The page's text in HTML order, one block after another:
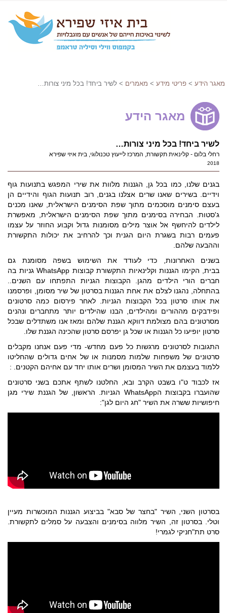
מאגר הידע > פריטי מידע > מאמרים > לשיר ביחד! בכל מיני צורות…
מאגר הידע
לשיר ביחד! בכל מיני צורות…
רחלי בלום - קלינאית תקשורת, המרכז לייעוץ טכנולוגי, בית איזי שפירא
2018
בגנים שלנו, כמו בכל גן, הגננות מלוות את שירי המפגש בתנועות גוף
וידיים. בשירים שאנו שרים אצלנו בגנים, רוב תנועות הגוף והידיים הן
בעצם סימנים מוסכמים מתוך שפת הסימנים הישראלית, שאנו מכנים
ג'סטות. הבחירה בסימנים מתוך שפת הסימנים הישראלית, מאפשרת
לילדים להיחשף אל אוצר מילים מסומנות גדול וקבוע החוזר על עצמו
פעמים רבות בשגרת היום הגנית וכך להרחיב את יכולות התקשורת
וההבעה שלהם.
בשנים האחרונות, כדי לעודד את השימוש בשפה מסומנת גם
בבית, הקימו הגננות וקלינאיות התקשורת קבוצות WhatsApp גניות בה
חברים הורי הילדים מהגן. הקבוצות הגניות התפתחו עם השנים..
בהתחלה, נהגנו לצלם את אחת הגננות בסרטון של שיר מסומן, ופרסמנו
את אותו סרטון בכל הקבוצות הגניות. לאחר פירסום כמה סרטונים
ופידבקים מההורים ומהילדים, הבנו שהילדים יותר מתחברים ונהנים
מסרטונים בהם מצולמת דווקא הגננת שלהם ומאז אנו משתדלים שבכל
סרטון יופיעו כל הגננות או שכל גן יפרסם סרטון שהכינה הגננת שלו.
התגובות לסרטונים מרגשות כל פעם מחדש- מדי פעם אנחנו מקבלים
סרטונים של משפחות שלמות מסמנות או של אחים גדולים שהחליטו
ללמוד בעצמם את השיר המסומן ושרים אותו יחד עם אחיהם הקטנים. :
אז לכבוד ט"ו בשבט הקרב ובא, החלטנו לשתף אתכם בשני סרטונים
שהועברו בקבוצות הWhatsApp הגניות. הראשון, של הגננת שירי מגן
חיפושיות ששרה את השיר "חג היום לגן":
בסרטון השני, השיר "בחצר של סבא" בביצוע הגננות המוכשרות מעיין
וטלי. בסרטון זה, השיר מלווה בסימנים והצבעה על סמלים לתקשורת.
סרט תת"חניקי לגמרי!